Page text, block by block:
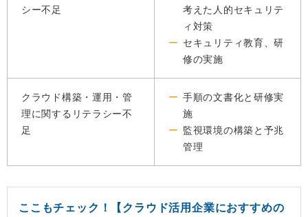
シー不足
考えた人的セキュリテ
ィ対策
セキュリティ教育、研
修の実施
クラウド構築・運用・管
理に関するリテラシー不
足
手順の文書化と研修実
施
監視環境の構築と予兆
管理
ここもチェック！
【クラウド活用企業におすすめの